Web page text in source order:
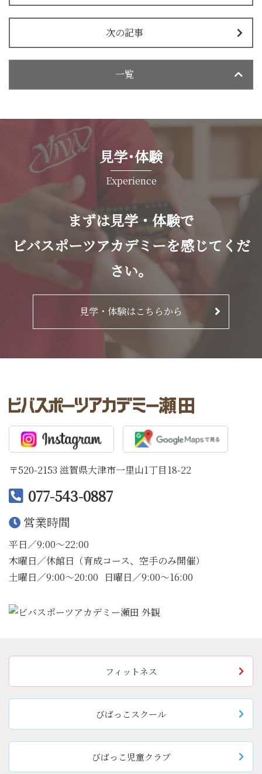
次の記事
一覧
見学･体験
Experience
まずは見学・体験で
ビバスポーツアカデミーを感じてくだ
さい。
見学・体験はこちらから
〒520-2153 滋賀県大津市一里山1丁目18-22
077-543-0887
営業時間
平日／9:00〜22:00
木曜日／休館日（育成コース、空手のみ開催）
土曜日／9:00〜20:00
日曜日／9:00〜16:00
フィットネス
びばっこスクール
びばっこ児童クラブ